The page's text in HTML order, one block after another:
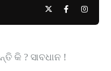
TwitterFacebook
କି ? ସାବଧାନ !